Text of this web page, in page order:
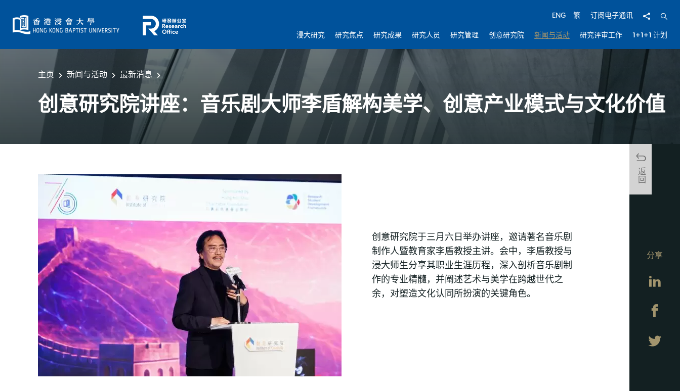
ENG 繁 订阅电子通讯 分享 开启
浸大研究 研究焦点 研究成果 研究人员 研究管理 创意研究院 新闻与活动 研究评审工作 1+1+1 计划
主页 新闻与活动 最新消息
创意研究院讲座：音乐剧大师李盾解构美学、创意产业模式与文化价值
返回
创意研究院于三月六日举办讲座，邀请著名音乐剧
制作人暨教育家李盾教授主讲。会中，李盾教授与
浸大师生分享其职业生涯历程，深入剖析音乐剧制
作的专业精髓，并阐述艺术与美学在跨越世代之
余，对塑造文化认同所扮演的关键角色。
分享